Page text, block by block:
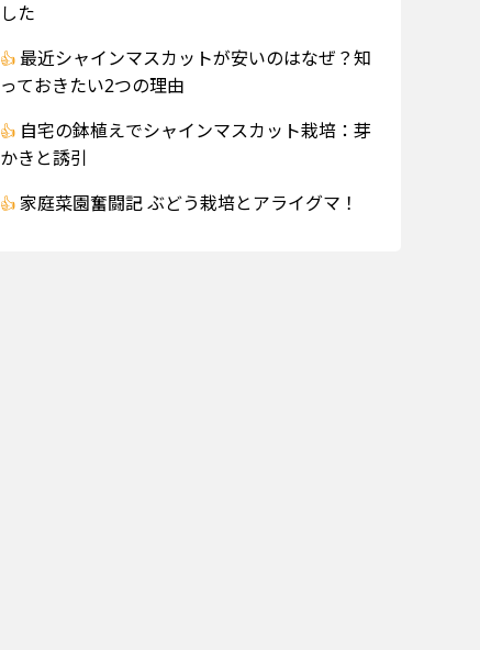
した
最近シャインマスカットが安いのはなぜ？知
っておきたい2つの理由
自宅の鉢植えでシャインマスカット栽培：芽
かきと誘引
家庭菜園奮闘記 ぶどう栽培とアライグマ！